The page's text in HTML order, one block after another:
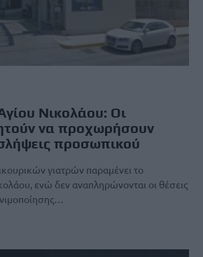
Νικολάου: Οι
να προχωρήσουν
προσωπικού
γιατρών παραμένει το
ενώ δεν αναπληρώνονται οι θέσεις